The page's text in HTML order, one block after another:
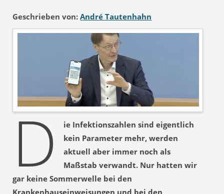
Geschrieben von: André Tautenhahn
D
ie Infektionszahlen sind eigentlich
kein Parameter mehr, werden
aktuell aber immer noch als
Maßstab verwandt. Nur hatten wir
gar keine Sommerwelle bei den
Krankenhauseinweisungen und bei den